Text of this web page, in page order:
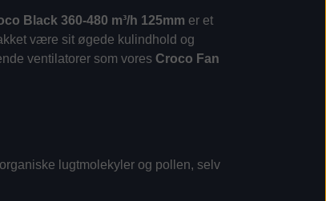
Black 360-480 m³/h 125mm er et
være sit øgede kulindhold og
ventilatorer som vores Croco Fan
lugtmolekyler og pollen, selv